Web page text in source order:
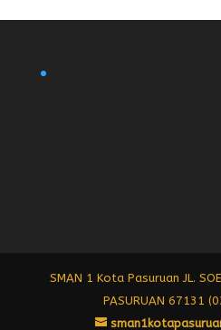
SMAN 1 Kota Pasuruan JL.
PASURUAN 67131